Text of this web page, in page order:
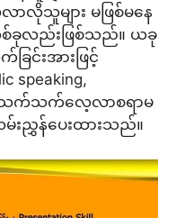
ာလိုသူများ မဖြစ်မနေ
ခုလည်းဖြစ်သည်။ ယခု
ြင်းအားဖြင့်
speaking,
သက်သက်လေ့လာစရာမ
းညွှန်ပေးထားသည်။